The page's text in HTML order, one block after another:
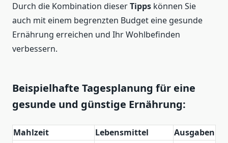
Durch die Kombination dieserTipps können Sie
auch mit einem begrenzten Budget eine gesunde
Ernährung erreichen und Ihr Wohlbefinden
verbessern.
Beispielhafte Tagesplanung für eine
gesunde und günstige Ernährung:
Mahlzeit Lebensmittel
Ausgaben